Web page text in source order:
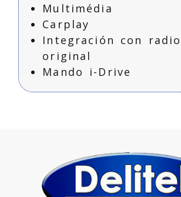
Multimédia
Carplay
Integración con radio
original
Mando i-Drive